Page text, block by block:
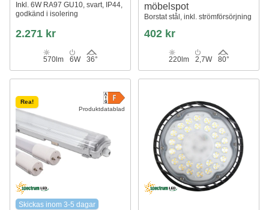
Inkl. 6W RA97 GU10, svart, IP44,
godkänd i isolering
2.271 kr
570lm 6W 36°
möbelspot
Borstat stål, inkl. strömförsörjning
402 kr
220lm 2,7W 80°
Produktdatablad
Rea!
Skickas inom 3-5 dagar